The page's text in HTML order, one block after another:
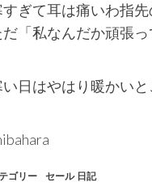
すぎて耳は痛いわ指
だ「私なんだか頑張
い日はやはり暖かい
ゴリー セール 日記